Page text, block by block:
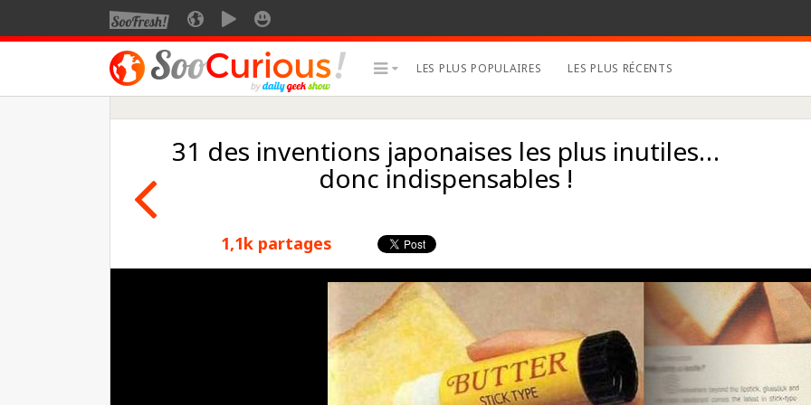
LES PLUS POPULAIRES LES PLUS RÉCENTS
31 des inventions japonaises les plus inutiles…
donc indispensables !
1,1k partages